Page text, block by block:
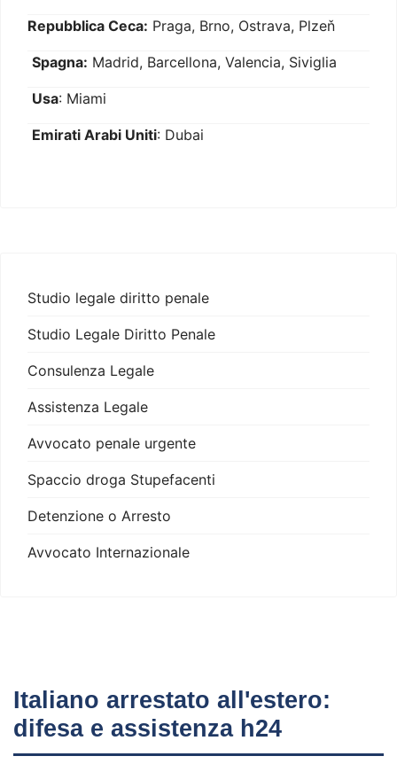
Repubblica Ceca: Praga, Brno, Ostrava, Plzeň
Spagna: Madrid, Barcellona, Valencia, Siviglia
Usa: Miami
Emirati Arabi Uniti: Dubai
Studio legale diritto penale
Studio Legale Diritto Penale
Consulenza Legale
Assistenza Legale
Avvocato penale urgente
Spaccio droga Stupefacenti
Detenzione o Arresto
Avvocato Internazionale
Italiano arrestato all'estero:
difesa e assistenza h24